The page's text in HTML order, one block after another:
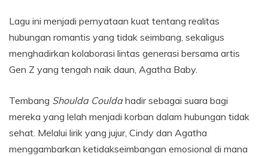
Lagu ini menjadi pernyataan kuat tentang realitas
hubungan romantis yang tidak seimbang, sekaligus
menghadirkan kolaborasi lintas generasi bersama artis
Gen Z yang tengah naik daun, Agatha Baby.
Tembang Shoulda Couldahadir sebagai suara bagi
mereka yang lelah menjadi korban dalam hubungan tidak
sehat. Melalui lirik yang jujur, Cindy dan Agatha
menggambarkan ketidakseimbangan emosional di mana